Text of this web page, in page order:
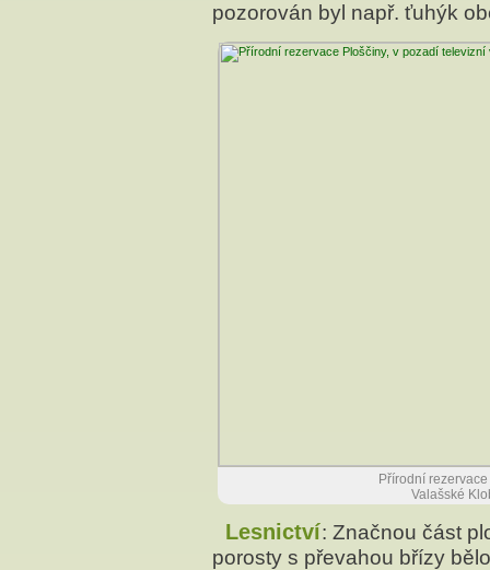
pozorován byl např. ťuhýk
Přírodní
Valašské
Lesnictví: Značnou část
porosty s převahou břízy